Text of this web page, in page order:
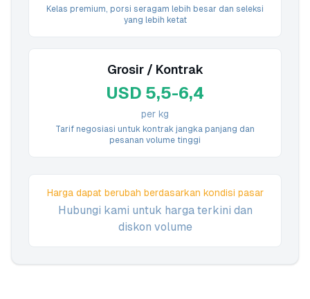
Kelas premium, porsi seragam lebih besar dan seleksi
yang lebih ketat
Grosir / Kontrak
USD 5,5-6,4
per kg
Tarif negosiasi untuk kontrak jangka panjang dan
pesanan volume tinggi
Harga dapat berubah berdasarkan kondisi pasar
Hubungi kami untuk harga terkini dan
diskon volume